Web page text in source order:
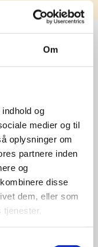
Om
og
medier og til
oplysninger om
partnere inden
og
disse
dem, eller som
og stor
vi
for